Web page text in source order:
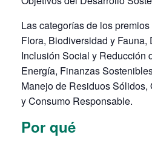
Las categorías de los
Flora, Biodiversidad y Fauna,
Inclusión Social y Reducción
Energía, Finanzas
Manejo de Residuos Sólidos,
y Consumo Responsable.
Por qué